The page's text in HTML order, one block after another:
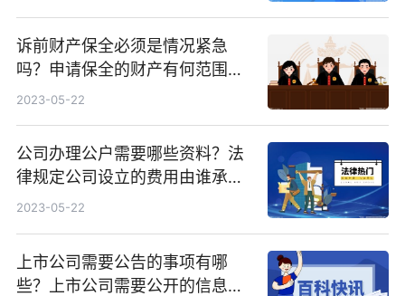
诉前财产保全必须是情况紧急
吗？申请保全的财产有何范围规
定吗？
2023-05-22
公司办理公户需要哪些资料？法
律规定公司设立的费用由谁承
担？
2023-05-22
上市公司需要公告的事项有哪
些？上市公司需要公开的信息有